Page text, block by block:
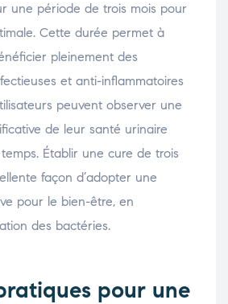
une période de trois mois pour
Cette durée permet à
pleinement des
et anti-inflammatoires
peuvent observer une
de leur santé urinaire
Établir une cure de trois
façon d’adopter une
pour le bien-être, en
des bactéries.
pour une